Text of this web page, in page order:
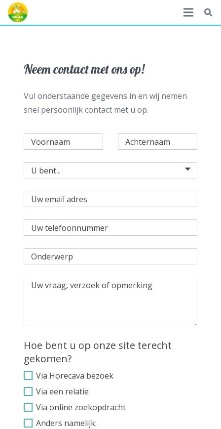
Neem contact met ons op!
Vul onderstaande gegevens in en wij nemen
snel persoonlijk contact met u op.
Hoe bent u op onze site terecht
gekomen?
Via Horecava bezoek
Via een relatie
Via online zoekopdracht
Anders namelijk: